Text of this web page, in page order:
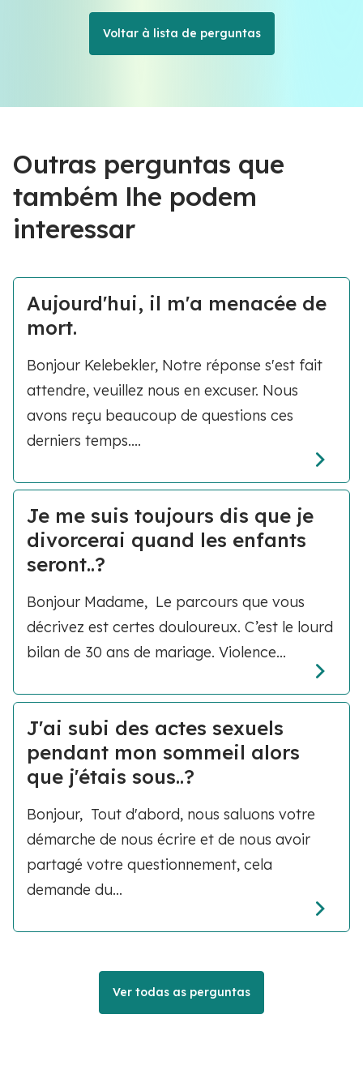
Voltar à lista de perguntas
Outras perguntas que
também lhe podem
interessar
Aujourd'hui, il m'a menacée de
mort.
Bonjour Kelebekler, Notre réponse s'est fait
attendre, veuillez nous en excuser. Nous
avons reçu beaucoup de questions ces
derniers temps....
Je me suis toujours dis que je
divorcerai quand les enfants
seront..?
Bonjour Madame, Le parcours que vous
décrivez est certes douloureux. C’est le lourd
bilan de 30 ans de mariage. Violence...
J'ai subi des actes sexuels
pendant mon sommeil alors
que j'étais sous..?
Bonjour, Tout d'abord, nous saluons votre
démarche de nous écrire et de nous avoir
partagé votre questionnement, cela
demande du...
Ver todas as perguntas